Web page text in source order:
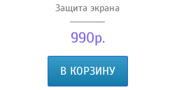
Защита экрана
990р.
В КОРЗИНУ